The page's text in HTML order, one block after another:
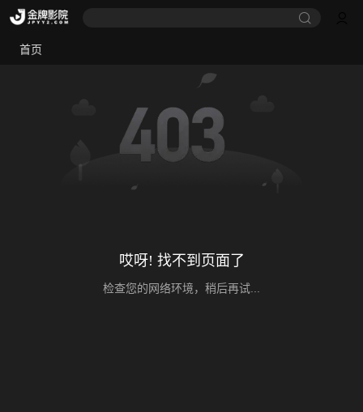
首页
哎呀! 找不到页面了
检查您的网络环境，稍后再试...